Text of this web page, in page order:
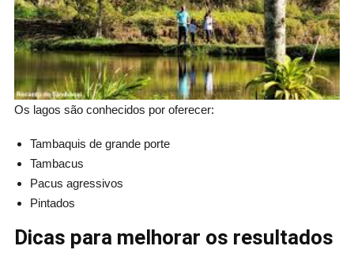
Os lagos são conhecidos por oferecer:
Tambaquis de grande porte
Tambacus
Pacus agressivos
Pintados
Dicas para melhorar os resultados